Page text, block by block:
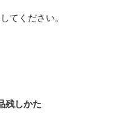
してください。
残しかた